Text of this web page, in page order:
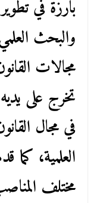
بارزة في
والبحث
مجالات
تخرج على
في مجال
العلمية،
مختلف